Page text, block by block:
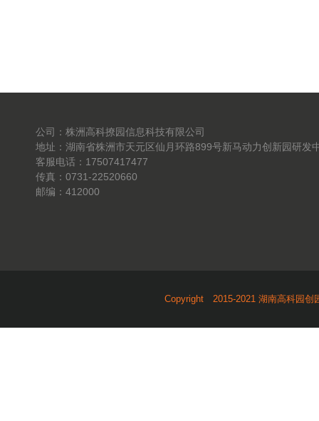
公司：株洲高科撩园信息科技有限公司
地址：湖南省株洲市天元区仙月环路899号新马动力创新园研发
客服电话：17507417477
传真：0731-22520660
邮编：412000
Copyright 2015-2021 湖南高科园创